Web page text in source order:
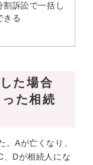
割訴訟で一括し
きる
た場合
た相続
Aが亡くなり、
、Dが相続人にな